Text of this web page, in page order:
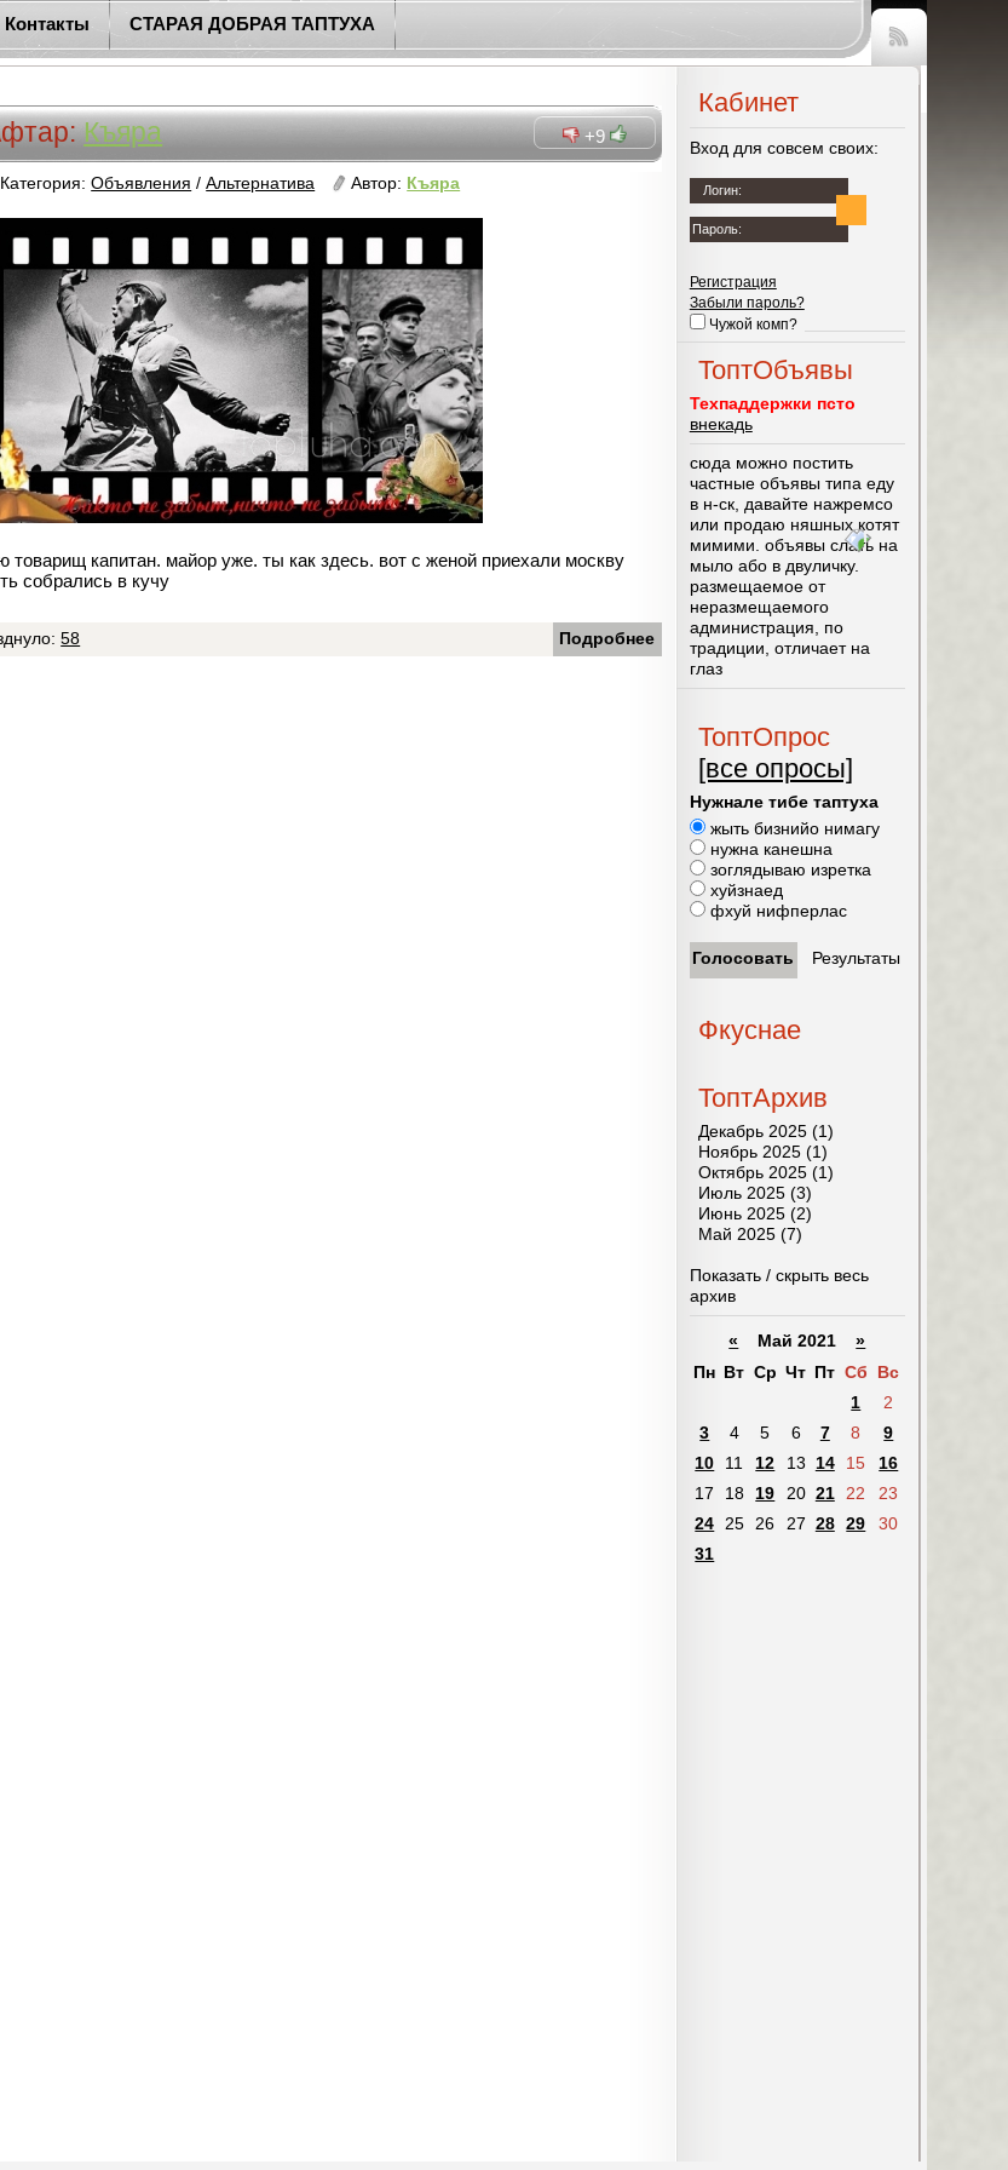
Контакты СТАРАЯ ДОБРАЯ ТАПТУХА
Чтение
+9
Къяра
Категория:Объявления /Альтернатива Автор: Къяра
товарищ капитан. майор уже. ты как здесь. вот с женой приехали москву
собрались в кучу
Подробнее
58
Кабинет
Вход для совсем своих:
Логин:
Пароль:
Регистрация
Забыли пароль?
Чужой комп?
ТоптОбъявы
Техпаддержки псто
внекадь
сюда можно постить
частные объявы типа еду
в н-ск, давайте нажремсо
или продаю няшных котят
мимими. объявы слать на
мыло або в двуличку.
размещаемое от
неразмещаемого
администрация, по
традиции, отличает на
глаз
ТоптОпрос
[все опросы]
Нужнале тибе таптуха
жыть бизнийо нимагу
нужна канешна
зоглядываю изретка
хуйзнаед
фхуй нифперлас
Фкуснае
ТоптАрхив
Декабрь 2025 (1)
Ноябрь 2025 (1)
Октябрь 2025 (1)
Июль 2025 (3)
Июнь 2025 (2)
Май 2025 (7)
Показать / скрыть весь
архив
« Май 2021»
Пн Вт Ср Чт Пт Сб
Вс
1
2
3
4 5 6 7 8
9
10
11 12 13 14 15
16
17
18 19 20 21 22
23
24
25 26 27 28 29
30
31